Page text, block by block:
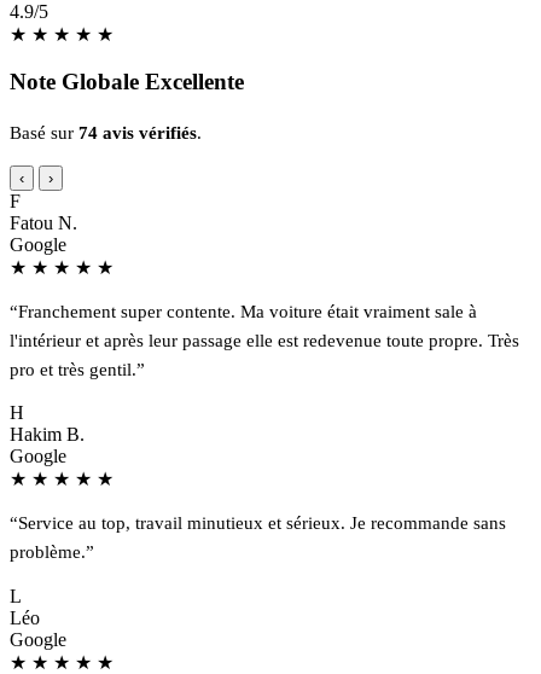
4.9/5
★ ★ ★ ★ ★
Note Globale Excellente
Basé sur 74 avis vérifiés.
‹ ›
F
Fatou N.
Google
★ ★ ★ ★ ★
“Franchement super contente. Ma voiture était vraiment sale à
l'intérieur et après leur passage elle est redevenue toute propre. Très
pro et très gentil.”
H
Hakim B.
Google
★ ★ ★ ★ ★
“Service au top, travail minutieux et sérieux. Je recommande sans
problème.”
L
Léo
Google
★ ★ ★ ★ ★